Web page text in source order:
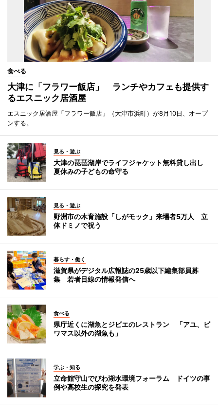
食べる
大津に「フラワー飯店」 ランチやカフェも提供す
るエスニック居酒屋
エスニック居酒屋「フラワー飯店」（大津市浜町）が8月10日、オープ
ンする。
見る・遊ぶ
大津の琵琶湖岸でライフジャケット無料貸し出し
夏休みの子どもの命守る
見る・遊ぶ
野洲市の木育施設「しがモック」来場者5万人 立
体ドミノで祝う
暮らす・働く
滋賀県がデジタル広報誌の25歳以下編集部員募
集 若者目線の情報発信へ
食べる
県庁近くに湖魚とジビエのレストラン 「アユ、ビ
ワマス以外の湖魚も」
学ぶ・知る
立命館守山でびわ湖水環境フォーラム ドイツの事
例や高校生の探究を発表